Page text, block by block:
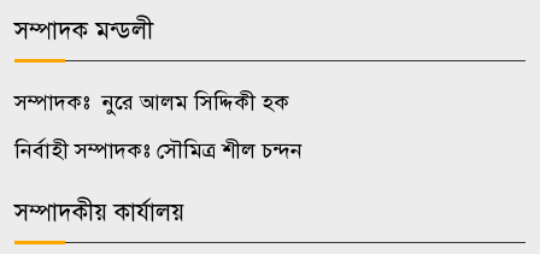
কালুখালীতে দপ্তর প্রধানদের সঙ্গে
এমপির মতবিনিময় সভা
কালুখালীতে শিক্ষাপ্রতিষ্ঠানে ক্রীড়া ও
সম্পাদক মন্ডলী
সম্পাদকঃ নুরে আলম সিদ্দিকী হক
নির্বাহী সম্পাদকঃ সৌমিত্র শীল চন্দন
সম্পাদকীয় কার্যালয়